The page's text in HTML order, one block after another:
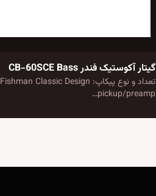
گیتار آکوستیک فندر CB-60SCE Bass
تعداد و نوع پیکاپ: Fishman Classic Design
pickup/preamp…